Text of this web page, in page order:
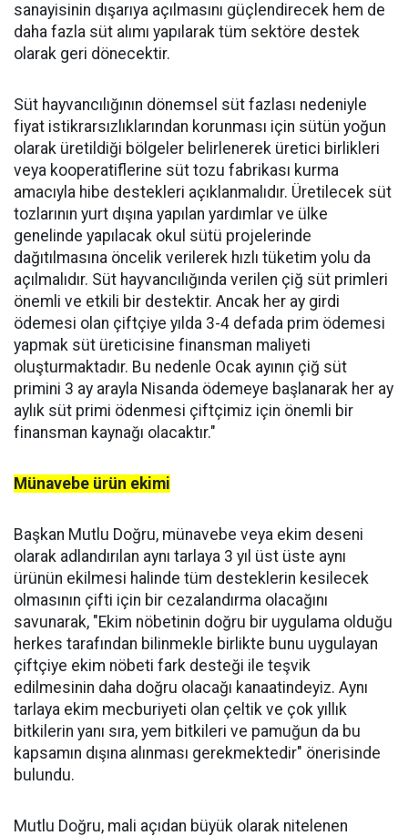
sanayisinin dışarıya açılmasını güçlendirecek hem de
daha fazla süt alımı yapılarak tüm sektöre destek
olarak geri dönecektir.
Süt hayvancılığının dönemsel süt fazlası nedeniyle
fiyat istikrarsızlıklarından korunması için sütün yoğun
olarak üretildiği bölgeler belirlenerek üretici birlikleri
veya kooperatiflerine süt tozu fabrikası kurma
amacıyla hibe destekleri açıklanmalıdır. Üretilecek süt
tozlarının yurt dışına yapılan yardımlar ve ülke
genelinde yapılacak okul sütü projelerinde
dağıtılmasına öncelik verilerek hızlı tüketim yolu da
açılmalıdır. Süt hayvancılığında verilen çiğ süt primleri
önemli ve etkili bir destektir. Ancak her ay girdi
ödemesi olan çiftçiye yılda 3-4 defada prim ödemesi
yapmak süt üreticisine finansman maliyeti
oluşturmaktadır. Bu nedenle Ocak ayının çiğ süt
primini 3 ay arayla Nisanda ödemeye başlanarak her ay
aylık süt primi ödenmesi çiftçimiz için önemli bir
finansman kaynağı olacaktır."
Münavebe ürün ekimi
Başkan Mutlu Doğru, münavebe veya ekim deseni
olarak adlandırılan aynı tarlaya 3 yıl üst üste aynı
ürünün ekilmesi halinde tüm desteklerin kesilecek
olmasının çifti için bir cezalandırma olacağını
savunarak, "Ekim nöbetinin doğru bir uygulama olduğu
herkes tarafından bilinmekle birlikte bunu uygulayan
çiftçiye ekim nöbeti fark desteği ile teşvik
edilmesinin daha doğru olacağı kanaatindeyiz. Aynı
tarlaya ekim mecburiyeti olan çeltik ve çok yıllık
bitkilerin yanı sıra, yem bitkileri ve pamuğun da bu
kapsamın dışına alınması gerekmektedir" önerisinde
bulundu.
Mutlu Doğru, mali açıdan büyük olarak nitelenen